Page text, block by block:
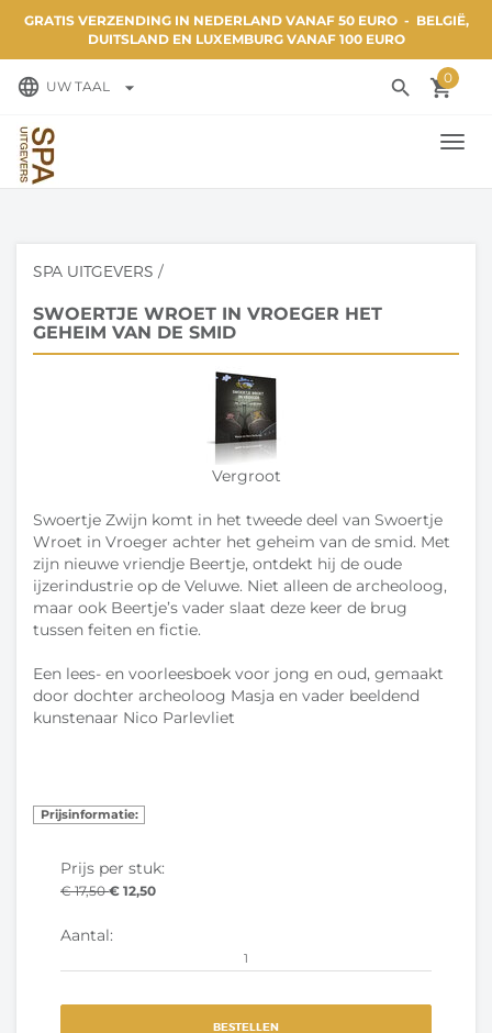
GRATIS VERZENDING IN NEDERLAND VANAF 50 EURO - BELGIË,
DUITSLAND EN LUXEMBURG VANAF 100 EURO
language UW TAAL arrow_drop_down local_grocery_store
0
search
SPA UITGEVERS /
SWOERTJE WROET IN VROEGER HET
GEHEIM VAN DE SMID
Vergroot
Swoertje Zwijn komt in het tweede deel van Swoertje
Wroet in Vroeger achter het geheim van de smid. Met
zijn nieuwe vriendje Beertje, ontdekt hij de oude
ijzerindustrie op de Veluwe. Niet alleen de archeoloog,
maar ook Beertje’s vader slaat deze keer de brug
tussen feiten en fictie.
Een lees- en voorleesboek voor jong en oud, gemaakt
door dochter archeoloog Masja en vader beeldend
kunstenaar Nico Parlevliet
Prijsinformatie:
Prijs per stuk:
€ 17,50€ 12,50
Aantal:
BESTELLEN